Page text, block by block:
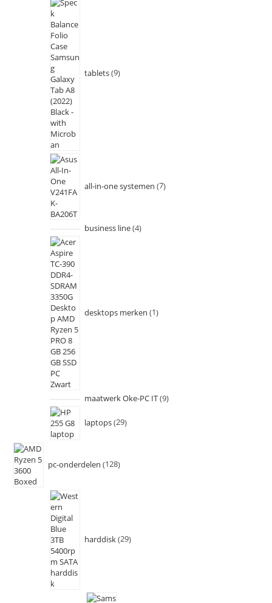
tablets 9
all-in-one systemen 7
business line 4
desktops merken 1
maatwerk Oke-PC IT 9
laptops 29
pc-onderdelen 128
harddisk 29